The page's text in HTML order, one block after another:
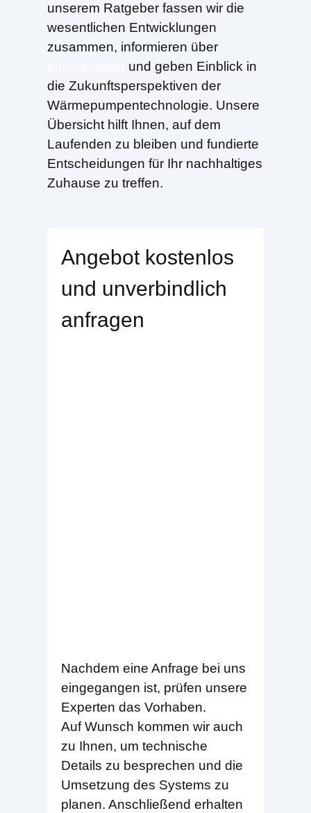
unserem Ratgeber fassen wir die
wesentlichen Entwicklungen
zusammen, informieren über
und geben Einblick in
die Zukunftsperspektiven der
Wärmepumpentechnologie. Unsere
Übersicht hilft Ihnen, auf dem
Laufenden zu bleiben und fundierte
Entscheidungen für Ihr nachhaltiges
Zuhause zu treffen.
Angebot kostenlos
und unverbindlich
anfragen
Nachdem eine Anfrage bei uns
eingegangen ist, prüfen unsere
Experten das Vorhaben.
Auf Wunsch kommen wir auch
zu Ihnen, um technische
Details zu besprechen und die
Umsetzung des Systems zu
planen. Anschließend erhalten